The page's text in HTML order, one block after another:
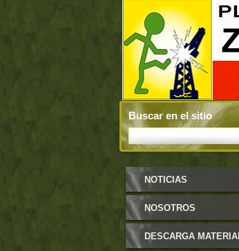
NOTICIAS
NOSOTROS
DESCARGA
Buscar en el sitio